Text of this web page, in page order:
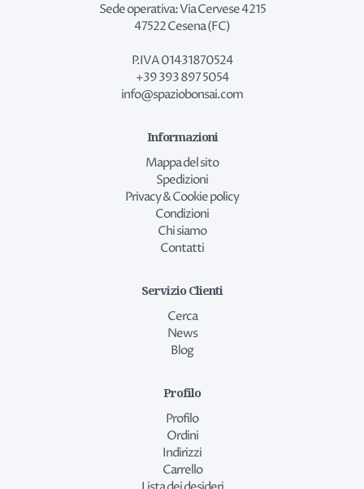
Sede operativa: Via Cervese 4215
47522 Cesena (FC)
P.IVA 01431870524
+39 393 897 5054
info@spaziobonsai.com
Informazioni
Mappa del sito
Spedizioni
Privacy & Cookie policy
Condizioni
Chi siamo
Contatti
Servizio Clienti
Cerca
News
Blog
Profilo
Profilo
Ordini
Indirizzi
Carrello